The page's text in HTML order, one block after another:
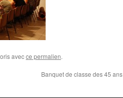
avecce permalien.
Banquet de classe des 45 ans